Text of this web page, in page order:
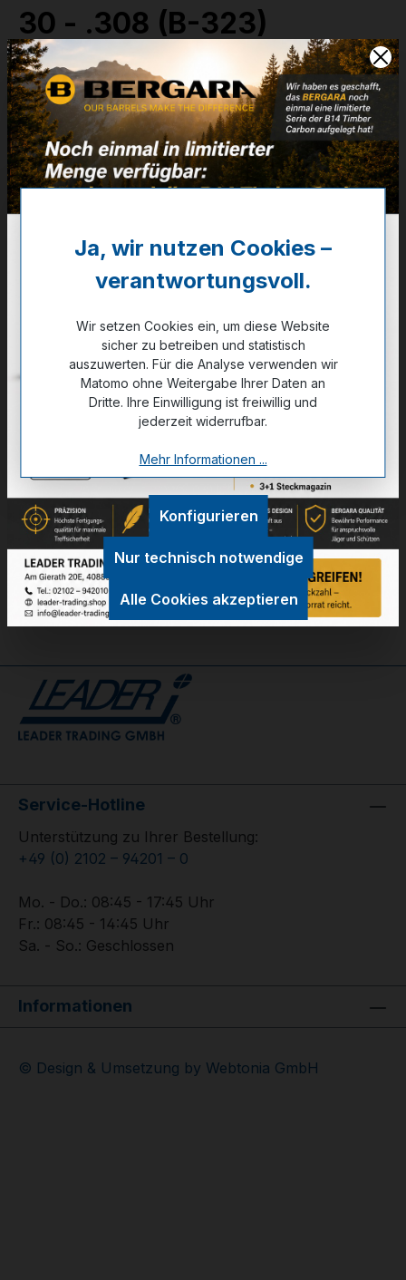
30 - .308 (B-323)
11,0g - 170grs - Grom
Artikelnummer:36-01160
Weitere Informationen
✔VE: 50 St. (Karton 20x50)
31,95 €
❌ Nicht auf Lager
Noch kein Kunde?Registrieren Sie sich jetzt.
Technische Daten
GPSR Information
Bewertungen
Service-Hotline
Unterstützung zu Ihrer Bestellung:
+49 (0) 2102 – 94201 – 0
Mo. - Do.: 08:45 - 17:45 Uhr
Fr.: 08:45 - 14:45 Uhr
Sa. - So.: Geschlossen
Informationen
© Design & Umsetzung by Webtonia GmbH
Ja, wir nutzen Cookies –
verantwortungsvoll.
Wir setzen Cookies ein, um diese Website
sicher zu betreiben und statistisch
auszuwerten. Für die Analyse verwenden wir
Matomo ohne Weitergabe Ihrer Daten an
Dritte. Ihre Einwilligung ist freiwillig und
jederzeit widerrufbar.
Mehr Informationen ...
Nur technisch notwendige
Konfigurieren
Alle Cookies akzeptieren